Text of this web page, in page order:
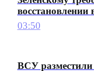
восстановлении
03:50
ВСУ